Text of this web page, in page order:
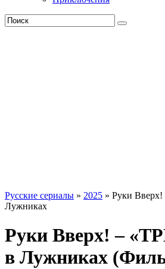
Русские сериалы » 2025 » Руки
Лужниках
Руки Вверх! –
в Лужниках